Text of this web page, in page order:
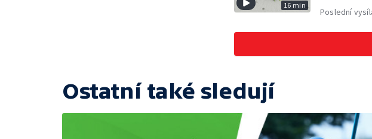
16 min
Poslední
Ostatní také sledují